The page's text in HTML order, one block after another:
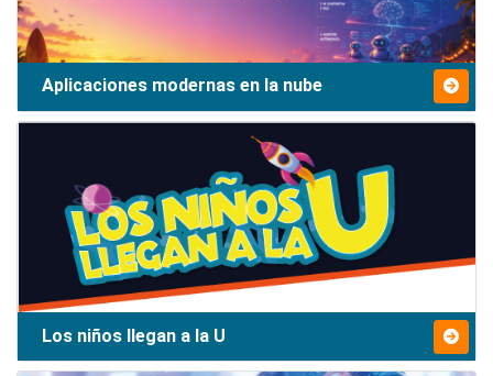
Aplicaciones modernas en la nube
Los niños llegan a la U